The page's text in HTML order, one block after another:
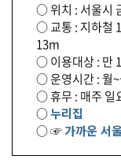
○ 위치 : 서울시
○ 교통 : 지하철
13m
○ 이용대상 : 만
○ 운영시간 : 월
○ 휴무 : 매주 일
○누리집
○ ☞가까운 서